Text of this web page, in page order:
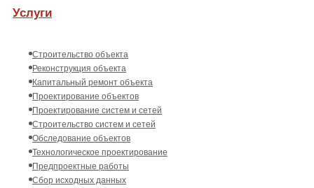
Услуги
Строительство объекта
Реконструкция объекта
Капитальный ремонт объекта
Проектирование объектов
Проектирование систем и сетей
Строительство систем и сетей
Обследование объектов
Технологическое проектирование
Предпроектные работы
Сбор исходных данных